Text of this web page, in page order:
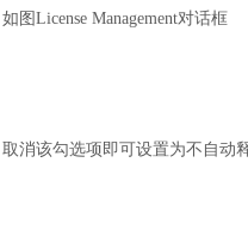
如图 License Management对话框
取消该勾选项即可设置为不自动